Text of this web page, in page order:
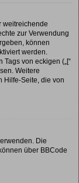
weitreichende
zur Verwendung
können
werden.
von eckigen („[“
Weitere
Hilfe-Seite, die von
Die
über BBCode